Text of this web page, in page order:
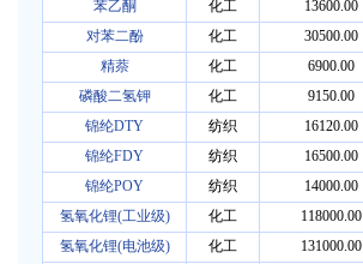
苯乙酮
化工 13600.00
对苯二酚
化工 30500.00
精萘
化工 6900.00
磷酸二氢钾
化工 9150.00
锦纶DTY
纺织 16120.00
锦纶FDY
纺织 16500.00
锦纶POY
纺织 14000.00
氢氧化锂(工业级)
化工 118000.00
氢氧化锂(电池级)
化工 131000.00